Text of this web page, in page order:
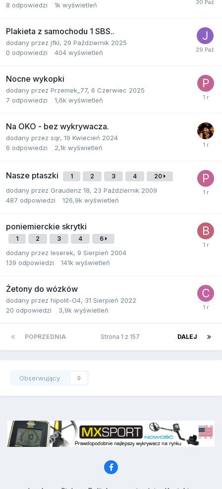
8 odpowiedzi 1k wyświetleń
Plakieta z samochodu 1 SBS..
dodany przez jfkl, 29 Październik 2025
0 odpowiedzi 404 wyświetleń
Nocne wykopki
dodany przez Przemek_77, 6 Czerwiec 2025
7 odpowiedzi 1,6k wyświetleń
Na OKO - bez wykrywacza.
dodany przez sqr, 19 Kwiecień 2024
6 odpowiedzi 2,1k wyświetleń
Nasze ptaszki 1 2 3 4 20
dodany przez Graudenz 18, 23 Październik 2009
487 odpowiedzi 126,9k wyświetleń
poniemierckie skrytki
1 2 3 4 6
dodany przez leserek, 9 Sierpień 2004
139 odpowiedzi 141k wyświetleń
Żetony do wózków
dodany przez hipolit-O4, 31 Sierpień 2022
20 odpowiedzi 3,9k wyświetleń
POPRZEDNIA DALEJ
Strona 1 z 157
Obserwujący 0